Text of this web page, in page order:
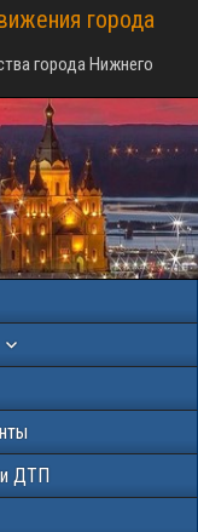
города
города Нижнего
ДТП